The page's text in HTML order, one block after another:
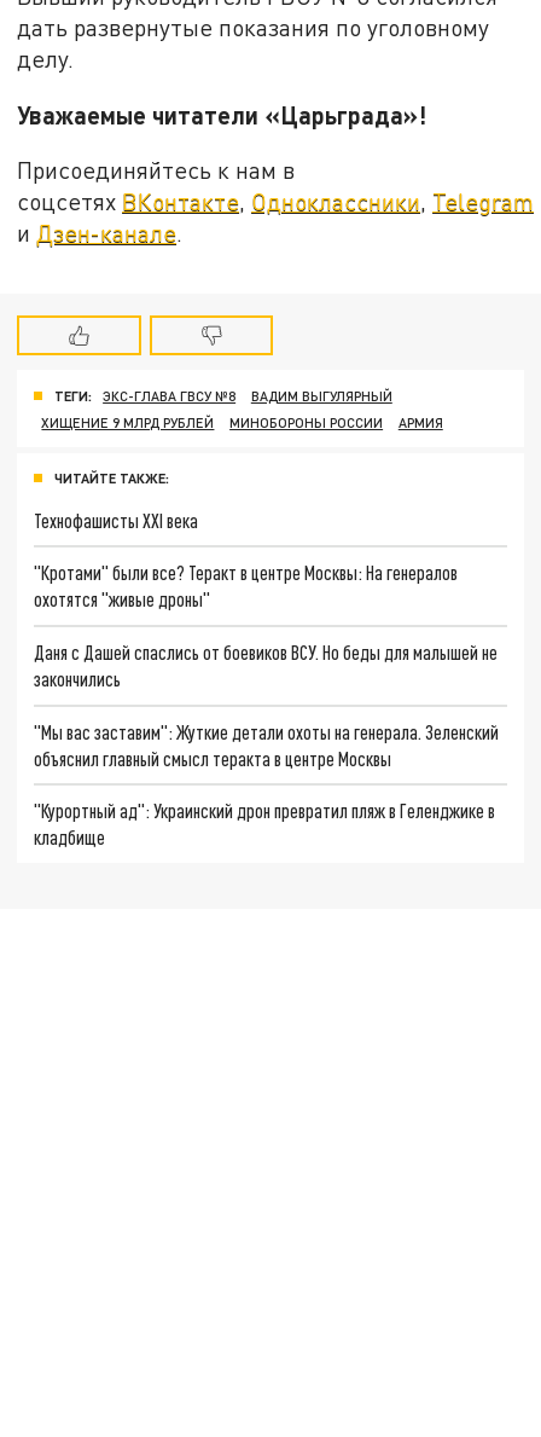
дать развернутые показания по уголовному
делу.
Уважаемые читатели «Царьграда»!
Присоединяйтесь к нам в
соцсетях ВКонтакте, Одноклассники, Telegram
и Дзен-канале.
ТЕГИ: ЭКС-ГЛАВА ГВСУ №8
ВАДИМ ВЫГУЛЯРНЫЙ
ХИЩЕНИЕ 9 МЛРД РУБЛЕЙ
МИНОБОРОНЫ РОССИИ АРМИЯ
ЧИТАЙТЕ ТАКЖЕ:
Технофашисты XXI века
"Кротами" были все? Теракт в центре Москвы: На генералов
охотятся "живые дроны"
Даня с Дашей спаслись от боевиков ВСУ. Но беды для малышей не
закончились
"Мы вас заставим": Жуткие детали охоты на генерала. Зеленский
объяснил главный смысл теракта в центре Москвы
"Курортный ад": Украинский дрон превратил пляж в Геленджике в
кладбище